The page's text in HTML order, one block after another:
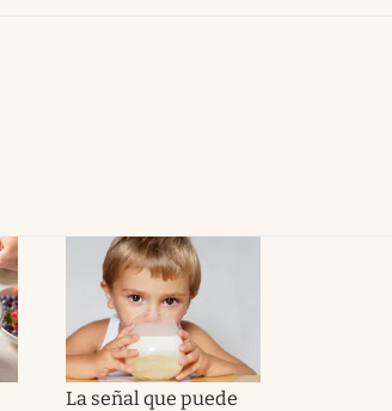
La señal que puede